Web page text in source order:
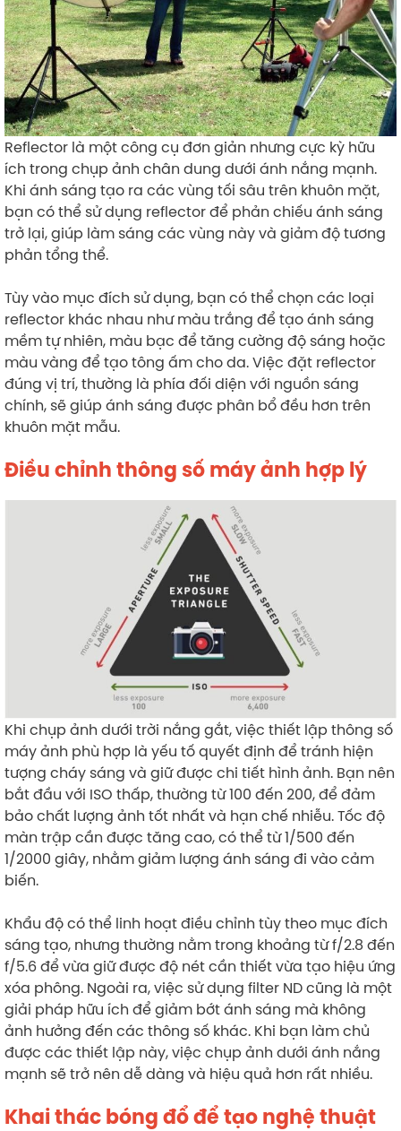
Reflector là một công cụ đơn giản nhưng cực kỳ hữu
ích trong chụp ảnh chân dung dưới ánh nắng mạnh.
Khi ánh sáng tạo ra các vùng tối sâu trên khuôn mặt,
bạn có thể sử dụng reflector để phản chiếu ánh sáng
trở lại, giúp làm sáng các vùng này và giảm độ tương
phản tổng thể.
Tùy vào mục đích sử dụng, bạn có thể chọn các loại
reflector khác nhau như màu trắng để tạo ánh sáng
mềm tự nhiên, màu bạc để tăng cường độ sáng hoặc
màu vàng để tạo tông ấm cho da. Việc đặt reflector
đúng vị trí, thường là phía đối diện với nguồn sáng
chính, sẽ giúp ánh sáng được phân bổ đều hơn trên
khuôn mặt mẫu.
Điều chỉnh thông số máy ảnh hợp lý
Khi chụp ảnh dưới trời nắng gắt, việc thiết lập thông số
máy ảnh phù hợp là yếu tố quyết định để tránh hiện
tượng cháy sáng và giữ được chi tiết hình ảnh. Bạn nên
bắt đầu với ISO thấp, thường từ 100 đến 200, để đảm
bảo chất lượng ảnh tốt nhất và hạn chế nhiễu. Tốc độ
màn trập cần được tăng cao, có thể từ 1/500 đến
1/2000 giây, nhằm giảm lượng ánh sáng đi vào cảm
biến.
Khẩu độ có thể linh hoạt điều chỉnh tùy theo mục đích
sáng tạo, nhưng thường nằm trong khoảng từ f/2.8 đến
f/5.6 để vừa giữ được độ nét cần thiết vừa tạo hiệu ứng
xóa phông. Ngoài ra, việc sử dụng filter ND cũng là một
giải pháp hữu ích để giảm bớt ánh sáng mà không
ảnh hưởng đến các thông số khác. Khi bạn làm chủ
được các thiết lập này, việc chụp ảnh dưới ánh nắng
mạnh sẽ trở nên dễ dàng và hiệu quả hơn rất nhiều.
Khai thác bóng đổ để tạo nghệ thuật